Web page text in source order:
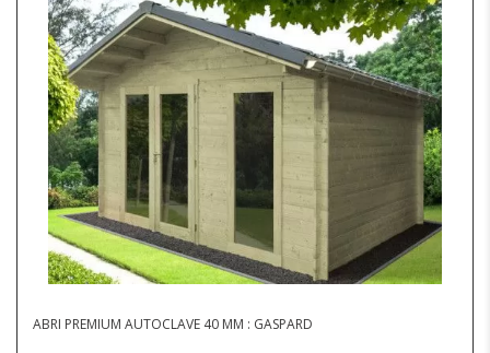
ABRI PREMIUM AUTOCLAVE 40 MM : GASPARD